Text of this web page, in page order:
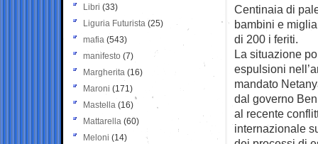
Centinaia di
bambini e
di 200 i feriti.
La situazione
espulsioni
mandato
dal governo
al recente
internazionale
Libri (33)
Liguria Futurista (25)
mafia (543)
manifesto (7)
Margherita (16)
Maroni (171)
Mastella (16)
Mattarella (60)
Meloni (14)